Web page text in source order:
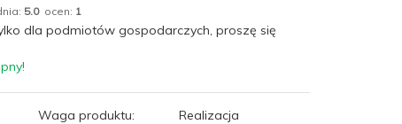
5.0ocen: 1
dla podmiotów gospodarczych, proszę się
Waga produktu:
Realizacja